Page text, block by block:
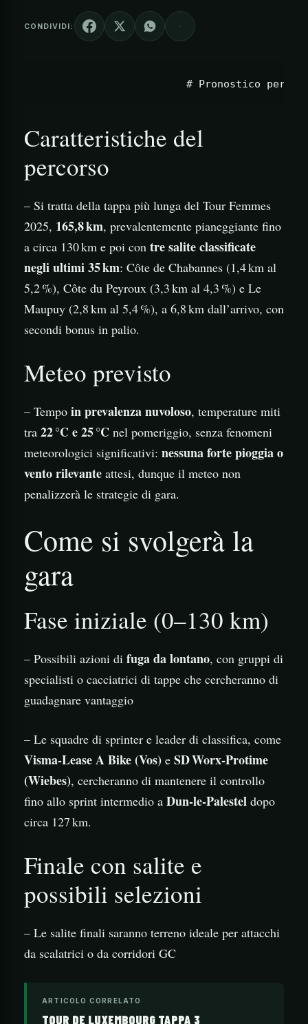
CONDIVIDI:
Caratteristiche del
percorso
– Si tratta della tappa più lunga del Tour Femmes
2025, 165,8 km, prevalentemente pianeggiante fino
a circa 130 km e poi con tre salite classificate
negli ultimi 35 km: Côte de Chabannes (1,4 km al
5,2 %), Côte du Peyroux (3,3 km al 4,3 %) e Le
Maupuy (2,8 km al 5,4 %), a 6,8 km dall’arrivo, con
secondi bonus in palio.
Meteo previsto
– Tempo in prevalenza nuvoloso, temperature miti
tra 22 °C e 25 °C nel pomeriggio, senza fenomeni
meteorologici significativi: nessuna forte pioggia o
vento rilevante attesi, dunque il meteo non
penalizzerà le strategie di gara.
Come si svolgerà la
gara
Fase iniziale (0–130 km)
– Possibili azioni di fuga da lontano, con gruppi di
specialisti o cacciatrici di tappe che cercheranno di
guadagnare vantaggio
– Le squadre di sprinter e leader di classifica, come
Visma‑Lease A Bike (Vos) e SD Worx‑Protime
(Wiebes), cercheranno di mantenere il controllo
fino allo sprint intermedio a Dun‑le‑Palestel dopo
circa 127 km.
Finale con salite e
possibili selezioni
– Le salite finali saranno terreno ideale per attacchi
da scalatrici o da corridori GC
ARTICOLO CORRELATO
TOUR DE LUXEMBOURG TAPPA 3